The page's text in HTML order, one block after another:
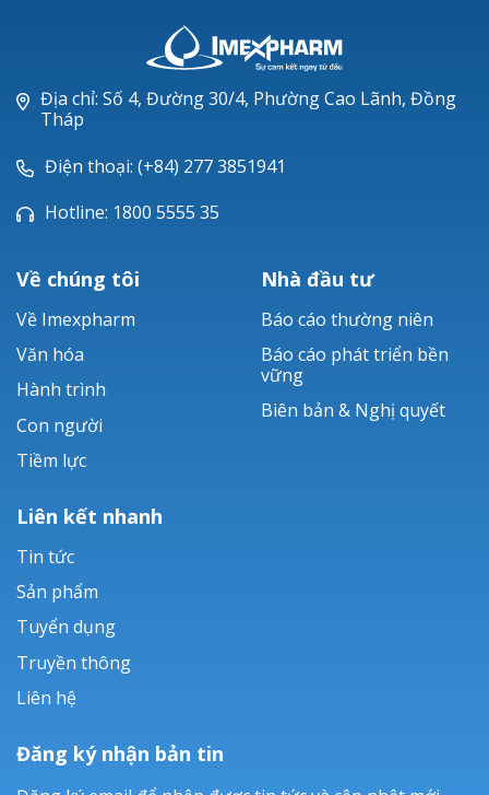
Địa chỉ: Số 4, Đường 30/4, Phường Cao Lãnh, Đồng
Tháp
Điện thoại: (+84) 277 3851941
Hotline: 1800 5555 35
Về chúng tôi
Về Imexpharm
Văn hóa
Hành trình
Con người
Tiềm lực
Nhà đầu tư
Báo cáo thường niên
Báo cáo phát triển bền
vững
Biên bản & Nghị quyết
Liên kết nhanh
Tin tức
Sản phẩm
Tuyển dụng
Truyền thông
Liên hệ
Đăng ký nhận bản tin